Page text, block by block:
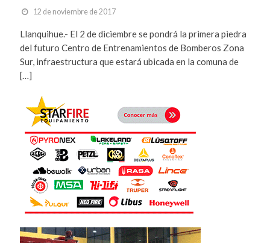
12 de noviembre de 2017
Llanquihue.- El 2 de diciembre se pondrá la primera piedra
del futuro Centro de Entrenamientos de Bomberos Zona
Sur, infraestructura que estará ubicada en la comuna de
[…]